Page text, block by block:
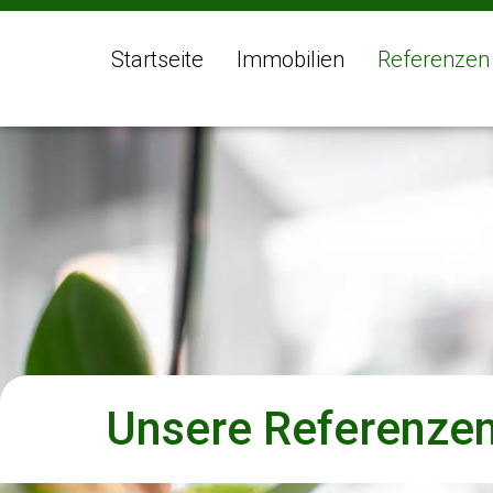
Startseite Immobilien Referenzen
Unsere